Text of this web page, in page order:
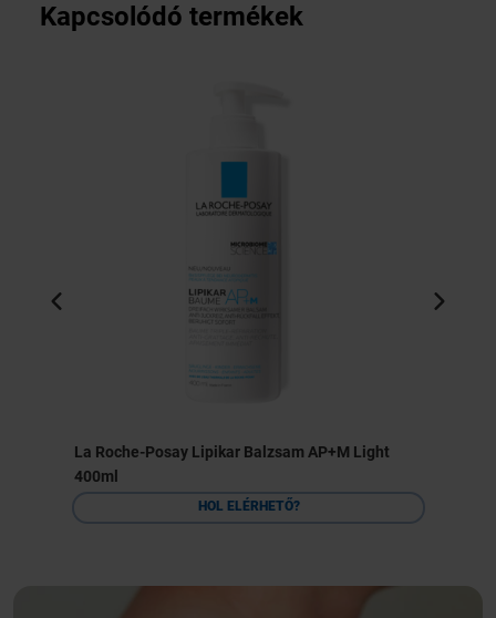
Kapcsolódó termékek
La Roche-Posay Lipikar Balzsam AP+M Light
400ml
HOL ELÉRHETŐ?